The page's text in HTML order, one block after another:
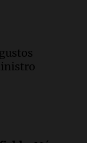
la
y digital